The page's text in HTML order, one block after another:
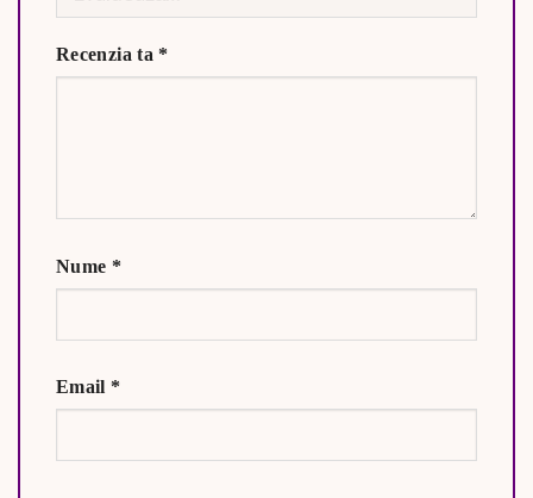
Recenzia ta *
Nume *
Email *